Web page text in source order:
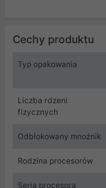
Cechy produktu
Typ opakowania
Liczba rdzeni
fizycznych
Odblokowany mnożnik
Rodzina procesorów
Seria procesora